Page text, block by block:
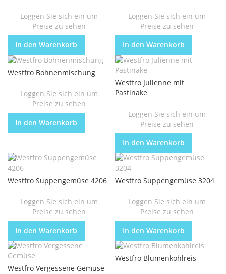
Loggen Sie sich ein um
Preise zu sehen
In den Warenkorb
Loggen Sie sich ein um
Preise zu sehen
In den Warenkorb
Westfro Bohnenmischung
Loggen Sie sich ein um
Preise zu sehen
In den Warenkorb
Westfro Julienne mit
Pastinake
Loggen Sie sich ein um
Preise zu sehen
In den Warenkorb
Westfro Suppengemüse 4206
Loggen Sie sich ein um
Preise zu sehen
In den Warenkorb
Westfro Suppengemüse 3204
Loggen Sie sich ein um
Preise zu sehen
In den Warenkorb
Westfro Vergessene Gemüse
Westfro Blumenkohlreis